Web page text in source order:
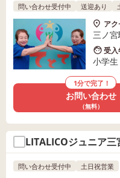
問い合わせ受付中 送迎あり
アク
三ノ
受入
小学
1分で完了！
お問い合わせ
（無料）
LITALICOジュニア三
問い合わせ受付中 土日祝営業